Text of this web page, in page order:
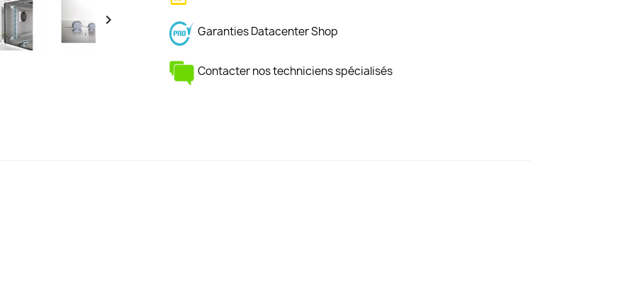

Garanties Datacenter Shop
Contacter nos techniciens spécialisés